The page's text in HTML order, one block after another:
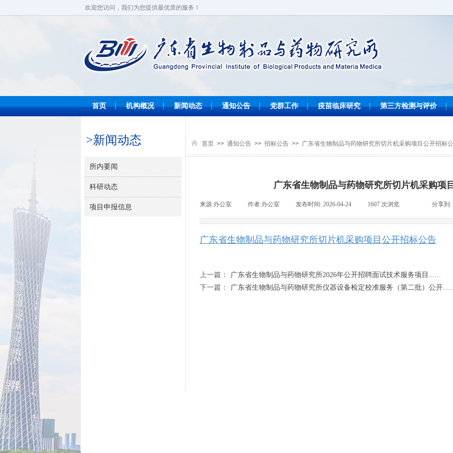
欢迎您访问，我们为您提供最优质的服务！
首页 机构概况 新闻动态 通知公告 党群工作 疫苗临床研究 第三方检测与评价
>新闻动态 首页 >> 通知公告 >> 招标公告 >> 广东省生物制品与药物研究所切片机采购项目公开招标
所内要闻
科研动态
项目申报信息
广东省生物制品与药物研究所切片机采购项
来源:办公室 作者:办公室 发布时间: 2026-04-24 1607 次浏览 分享到:
广东省生物制品与药物研究所切片机采购项目公开招标公告
上一篇：
广东省生物制品与药物研究所2026年公开招聘面试技术服务项目......
下一篇：
广东省生物制品与药物研究所仪器设备检定校准服务（第二批）公开